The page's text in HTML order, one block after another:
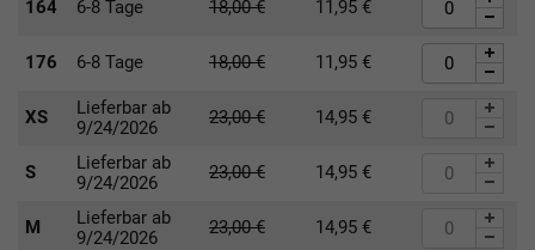
164 6-8 Tage 18,00€ 11,95 €
176 6-8 Tage 18,00€ 11,95 €
XS
Lieferbar ab
9/24/2026
23,00€ 14,95 €
S
Lieferbar ab
9/24/2026
23,00€ 14,95 €
M
Lieferbar ab
9/24/2026
23,00€ 14,95 €